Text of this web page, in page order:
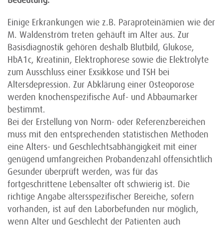
Einige Erkrankungen wie z.B. Paraproteinämien wie der
M. Waldenström treten gehäuft im Alter aus. Zur
Basisdiagnostik gehören deshalb Blutbild, Glukose,
HbA1c, Kreatinin, Elektrophorese sowie die Elektrolyte
zum Ausschluss einer Exsikkose und TSH bei
Altersdepression. Zur Abklärung einer Osteoporose
werden knochenspezifische Auf- und Abbaumarker
bestimmt.
Bei der Erstellung von Norm- oder Referenzbereichen
muss mit den entsprechenden statistischen Methoden
eine Alters- und Geschlechtsabhängigkeit mit einer
genügend umfangreichen Probandenzahl offensichtlich
Gesunder überprüft werden, was für das
fortgeschrittene Lebensalter oft schwierig ist. Die
richtige Angabe altersspezifischer Bereiche, sofern
vorhanden, ist auf den Laborbefunden nur möglich,
wenn Alter und Geschlecht der Patienten auch